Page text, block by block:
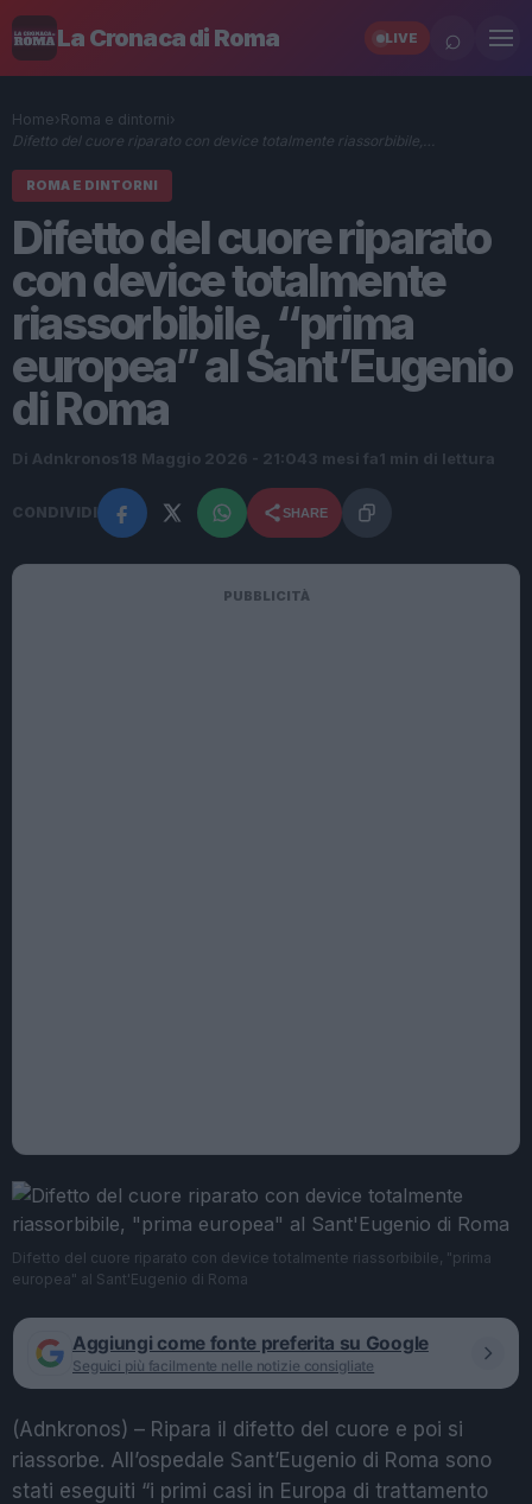
La Cronaca di Roma LIVE ⌕
Home› Roma e dintorni›
Difetto del cuore riparato con device totalmente riassorbibile,…
ROMA E DINTORNI
Difetto del cuore riparato
con device totalmente
riassorbibile, “prima
europea” al Sant’Eugenio
di Roma
Di Adnkronos 18 Maggio 2026 - 21:043 mesi fa 1 min di lettura
CONDIVIDI SHARE
PUBBLICITÀ
Difetto del cuore riparato con device totalmente riassorbibile, "prima
europea" al Sant'Eugenio di Roma
Aggiungi come fonte preferita su Google
Seguici più facilmente nelle notizie consigliate
(Adnkronos) – Ripara il difetto del cuore e poi si
riassorbe. All’ospedale Sant’Eugenio di Roma sono
stati eseguiti “i primi casi in Europa di trattamento